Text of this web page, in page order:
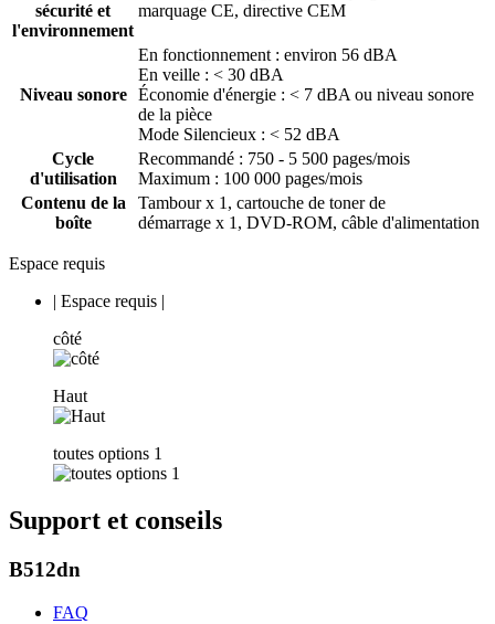
sécurité et
l'environnement
marquage CE, directive CEM
Niveau sonore
En fonctionnement : environ 56 dBA
En veille : < 30 dBA
Économie d'énergie : < 7 dBA ou niveau sonore
de la pièce
Mode Silencieux : < 52 dBA
Cycle
d'utilisation
Recommandé : 750 - 5 500 pages/mois
Maximum : 100 000 pages/mois
Contenu de la
boîte
Tambour x 1, cartouche de toner de
démarrage x 1, DVD-ROM, câble d'alimentation
Espace requis
| Espace requis |
côté
Haut
toutes options 1
Support et conseils
B512dn
FAQ